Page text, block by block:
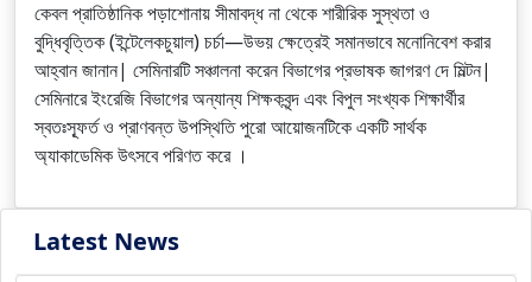
কেবল প্রাতিষ্ঠানিক পড়াশোনায় সীমাবদ্ধ না থেকে শারীরিক সুস্থতা ও
বুদ্ধিবৃত্তিক (ইন্টেলেকচুয়াল) চর্চা—উভয় ক্ষেত্রেই সমানভাবে মনোনিবেশ করার
আহ্বান জানান| সেমিনারটি সঞ্চালনা করেন বিভাগের প্রভাষক জাগরণ দে মিল্টন|
সেমিনারে ইংরেজি বিভাগের অন্যান্য শিক্ষকবৃন্দ এবং বিপুল সংখ্যক শিক্ষার্থীর
স্বতঃস্ফূর্ত ও প্রাণবন্ত উপস্থিতি পুরো আয়োজনটিকে একটি সার্থক
অ্যাকাডেমিক উৎসবে পরিণত করে ।
Latest News